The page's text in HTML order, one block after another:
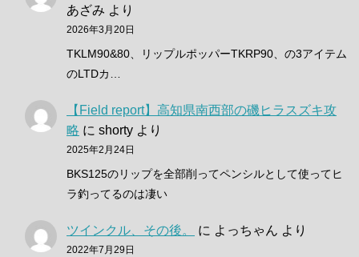
あざみ より
2026年3月20日
TKLM90&80、リップルポッパーTKRP90、の3アイテム
のLTDカ…
【Field report】高知県南西部の磯ヒラスズキ攻
略 に shorty より
2025年2月24日
BKS125のリップを全部削ってペンシルとして使ってヒ
ラ釣ってるのは凄い
ツインクル、その後。 に よっちゃん より
2022年7月29日